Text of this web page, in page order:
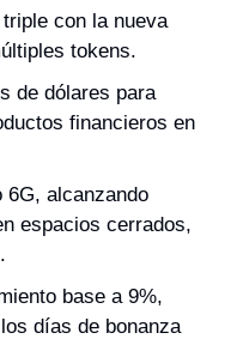
con la nueva
tokens.
de dólares para
financieros en
6G, alcanzando
espacios cerrados,
base a 9%,
días de bonanza